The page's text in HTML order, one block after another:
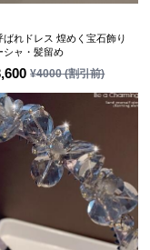
¥4000(割引前)
ばれドレス 煌めく宝石飾り
シャ・髪留め